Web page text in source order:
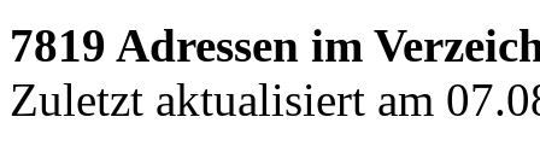
7819 Adressen im
Zuletzt aktualisiert am